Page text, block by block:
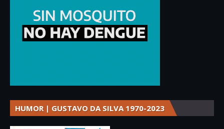
HUMOR | GUSTAVO DA SILVA 1970-2023